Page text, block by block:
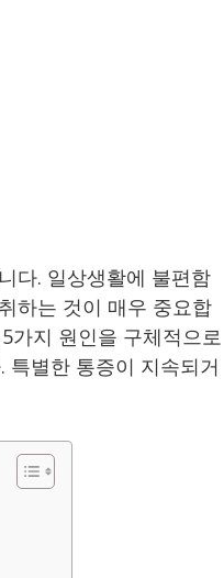
다. 일상생활에 불편함
하는 것이 매우 중요합
가지 원인을 구체적으로
특별한 통증이 지속되거